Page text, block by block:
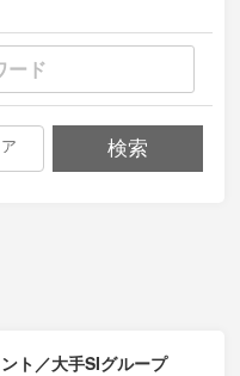
検索
ト／大手SIグループ